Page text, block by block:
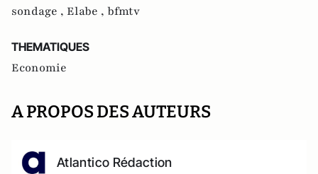
sondage , Elabe , bfmtv
THEMATIQUES
Economie
A PROPOS DES AUTEURS
Atlantico Rédaction